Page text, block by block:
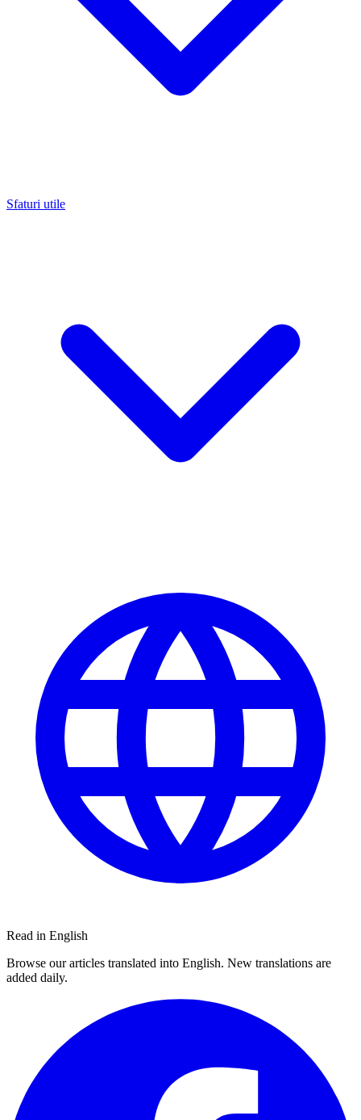
Sfaturi utile
Read in English
Browse our articles translated into English. New translations are
added daily.